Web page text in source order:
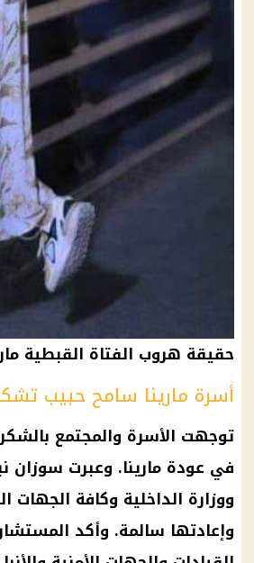
حقيقة هروب الفتاة القبطية
أسرة مارينا سامح حبيب
توجهت الأسرة والمجتمع بالشكر
في عودة مارينا. وعبرت سوزان
ووزارة الداخلية وكافة
وإعادتها سالمة. وأكد